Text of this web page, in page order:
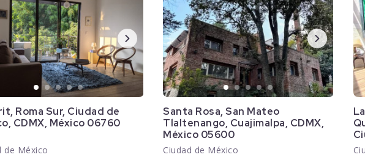
Roma Sur, Ciudad de
CDMX, México 06760
de México
Santa Rosa, San Mateo
Tlaltenango, Cuajimalpa, CDMX,
México 05600
Ciudad de México